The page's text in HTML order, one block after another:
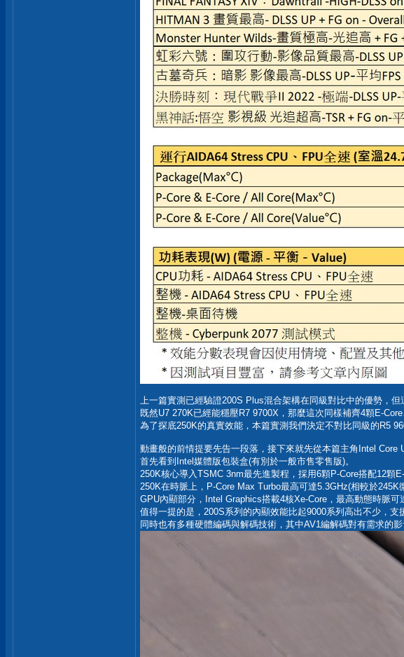
上一篇實測已經驗證200S Plus混合架構在同級對比中的優勢，但
既然U7 270K已經能穩壓R7 9700X，那麼這次同樣補齊4顆E-
為了探底250K的真實效能，本篇實測我們決定不對比同級的R5
動畫般的前情提要先告一段落，接下來就先從本篇主角Intel Core
首先看到Intel媒體版包裝盒(有別於一般市售零售版)。
250K核心導入TSMC 3nm最先進製程，採用6顆P-Core搭配12顆
250K在時脈上，P-Core Max Turbo最高可達5.3GHz(相較於245K
GPU內顯部分，Intel Graphics搭載4核Xe-Core，最高動態時脈可
值得一提的是，200S系列的內顯效能比起9000系列高出不少，支
同時也有多種硬體編碼與解碼技術，其中AV1編解碼對有需求的影